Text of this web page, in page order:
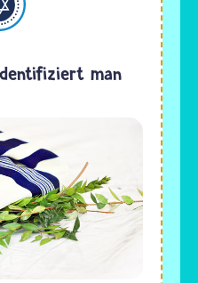
man